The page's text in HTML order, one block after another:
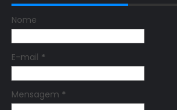
Nome
E-mail *
Mensagem *